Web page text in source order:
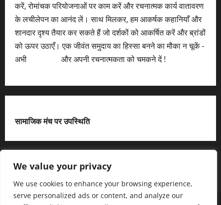
We value your privacy
We use cookies to enhance your browsing experience,
serve personalized ads or content, and analyze our
करें, रोमांचक परियोजनाओं पर काम करें और रचनात्मक कार्य वातावरण
के लचीलेपन का आनंद लें। साथ मिलकर, हम आकर्षक कहानियाँ और
शानदार दृश्य तैयार कर सकते हैं जो दर्शकों को आकर्षित करें और ब्रांडों
को ऊपर उठाएँ। एक जीवंत समुदाय का हिस्सा बनने का मौका न चूकें -
अभी
और अपनी रचनात्मकता को चमकने दें !
सामाजिक मंच पर उपस्थिति
X